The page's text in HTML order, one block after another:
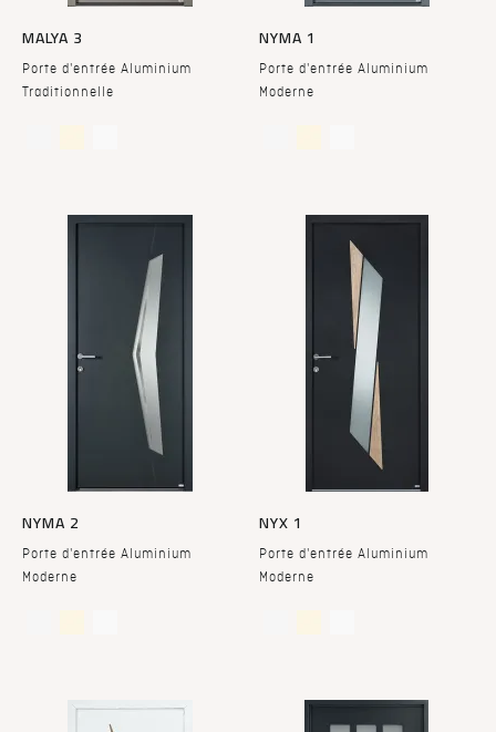
MALYA 3
Porte d'entrée Aluminium
Traditionnelle
NYMA 1
Porte d'entrée Aluminium
Moderne
NYMA 2
Porte d'entrée Aluminium
Moderne
NYX 1
Porte d'entrée Aluminium
Moderne